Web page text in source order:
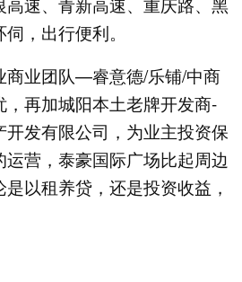
，出行便利。
商业团队—睿意德/乐铺/中商
再加城阳本土老牌开发商-
发有限公司，为业主投资保
营，泰豪国际广场比起周边
以租养贷，还是投资收益，